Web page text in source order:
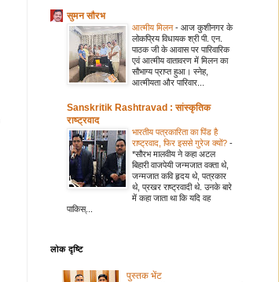
सुमन सौरभ
आत्मीय मिलन- आज कुशीनगर के
लोकप्रिय विधायक श्री पी. एन.
पाठक जी के आवास पर पारिवारिक
एवं आत्मीय वातावरण में मिलन का
सौभाग्य प्राप्त हुआ। स्नेह,
आत्मीयता और पारिवार...
Sanskritik Rashtravad : सांस्कृतिक
राष्ट्रवाद
भारतीय पत्रकारिता का पिंड है
राष्ट्रवाद, फिर इससे गुरेज क्यों? -
*सौरभ मालवीय ने कहा अटल
बिहारी वाजपेयी जन्मजात वक्ता थे,
जन्मजात कवि हृदय थे, पत्रकार
थे, प्रखर राष्ट्रवादी थे. उनके बारे
में कहा जाता था कि यदि वह
पाकिस्...
लोक दृष्टि
पुस्तक भेंट